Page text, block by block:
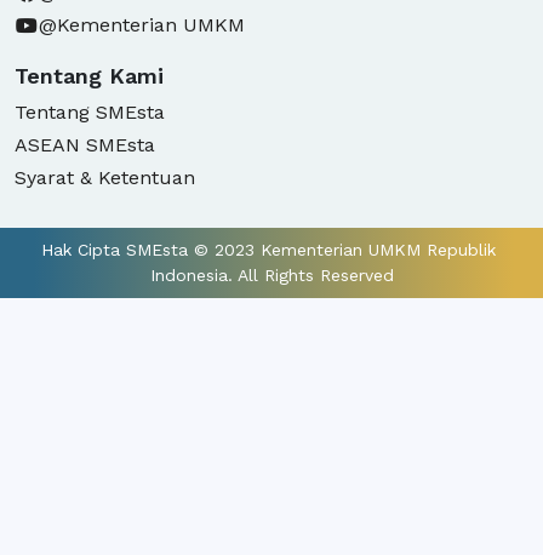
@Kementerian UMKM
Tentang Kami
Tentang SMEsta
ASEAN SMEsta
Syarat & Ketentuan
Hak Cipta SMEsta © 2023 Kementerian UMKM Republik
Indonesia. All Rights Reserved